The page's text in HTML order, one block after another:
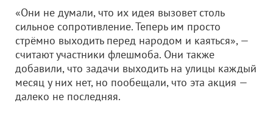
«Они не думали, что их идея вызовет столь
сильное сопротивление. Теперь им просто
стрёмно выходить перед народом и каяться», —
считают участники флешмоба. Они также
добавили, что задачи выходить на улицы каждый
месяц у них нет, но пообещали, что эта акция —
далеко не последняя.